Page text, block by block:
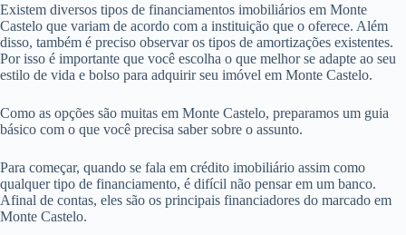
Existem diversos tipos de financiamentos imobiliários em Monte
Castelo que variam de acordo com a instituição que o oferece. Além
disso, também é preciso observar os tipos de amortizações existentes.
Por isso é importante que você escolha o que melhor se adapte ao seu
estilo de vida e bolso para adquirir seu imóvel em Monte Castelo.
Como as opções são muitas em Monte Castelo, preparamos um guia
básico com o que você precisa saber sobre o assunto.
Para começar, quando se fala em crédito imobiliário assim como
qualquer tipo de financiamento, é difícil não pensar em um banco.
Afinal de contas, eles são os principais financiadores do marcado em
Monte Castelo.